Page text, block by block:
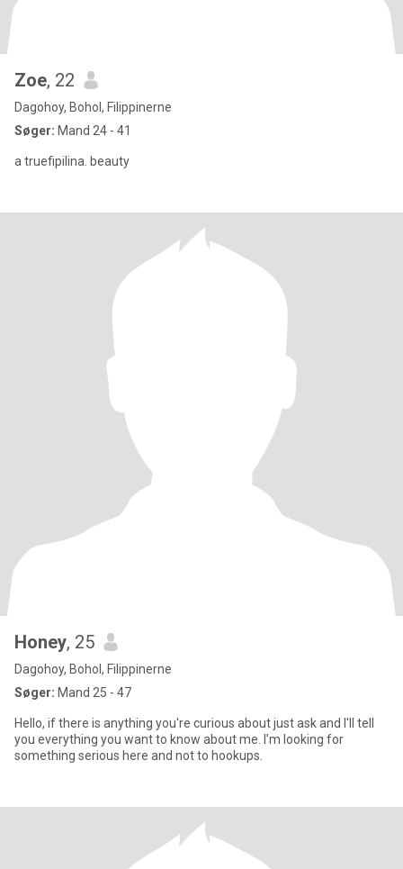
Zoe, 22
Dagohoy, Bohol, Filippinerne
Søger: Mand 24 - 41
a truefipilina. beauty
Honey, 25
Dagohoy, Bohol, Filippinerne
Søger: Mand 25 - 47
Hello, if there is anything you're curious about just ask and I'll tell
you everything you want to know about me. I’m looking for
something serious here and not to hookups.